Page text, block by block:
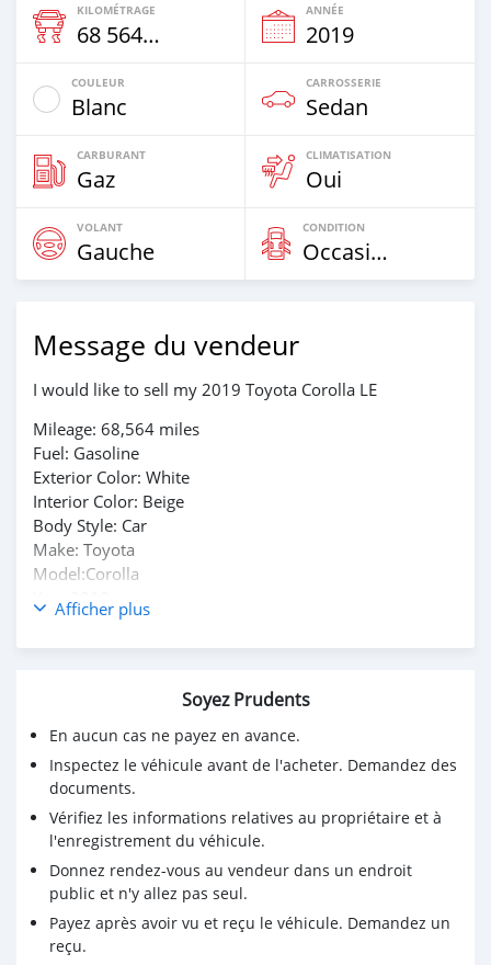
KILOMÉTRAGE
68 564 Km
ANNÉE
2019
COULEUR
Blanc
CARROSSERIE
Sedan
CARBURANT
Gaz
CLIMATISATION
Oui
VOLANT
Gauche
CONDITION
Occasion
Message du vendeur
I would like to sell my 2019 Toyota Corolla LE
Mileage: 68,564 miles
Fuel: Gasoline​​
Exterior Color: White
Interior Color: Beige
Body Style: Car
Make: Toyota
Model:Corolla
Year:2019
Spotless clean interiors, A/C is in perfect condition
Very reasonable price and I am the only user
Name : Rolland Godbolt
Email : Rollandgodbolt@gmail.com
Whatsapp Number: +447342406991
Afficher plus
Soyez Prudents
En aucun cas ne payez en avance.
Inspectez le véhicule avant de l'acheter. Demandez des
documents.
Vérifiez les informations relatives au propriétaire et à
l'enregistrement du véhicule.
Donnez rendez-vous au vendeur dans un endroit
public et n'y allez pas seul.
Payez après avoir vu et reçu le véhicule. Demandez un
reçu.